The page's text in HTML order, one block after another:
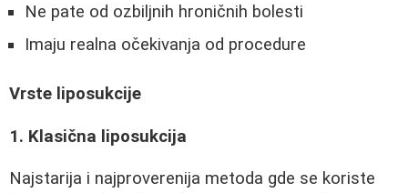
Ne pate od ozbiljnih hroničnih bolesti
Imaju realna očekivanja od procedure
Vrste liposukcije
1. Klasična liposukcija
Najstarija i najproverenija metoda gde se koriste